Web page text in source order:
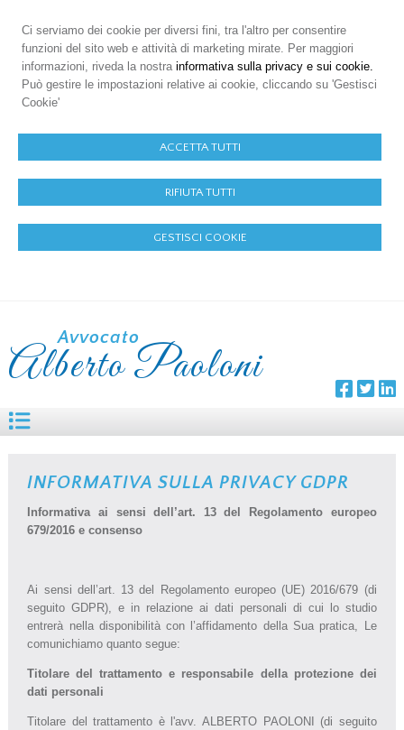
Ci serviamo dei cookie per diversi fini, tra l'altro per consentire
funzioni del sito web e attività di marketing mirate. Per maggiori
informazioni, riveda la nostrainformativa sulla privacy e sui cookie.
Può gestire le impostazioni relative ai cookie, cliccando su 'Gestisci
Cookie'
ACCETTA TUTTI
RIFIUTA TUTTI
GESTISCI COOKIE
Avvocato
Alberto Paoloni
INFORMATIVA SULLA PRIVACY GDPR
Informativa ai sensi dell’art. 13 del Regolamento europeo
679/2016 e consenso
Ai sensi dell’art. 13 del Regolamento europeo (UE) 2016/679 (di
seguito GDPR), e in relazione ai dati personali di cui lo studio
entrerà nella disponibilità con l’affidamento della Sua pratica, Le
comunichiamo quanto segue:
Titolare del trattamento e responsabile della protezione dei
dati personali
Titolare del trattamento è l'avv. ALBERTO PAOLONI (di seguito